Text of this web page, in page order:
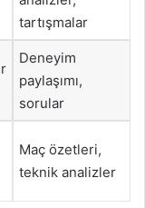
tartışmalar
Deneyim
paylaşımı,
sorular
Maç özetleri,
teknik analizler